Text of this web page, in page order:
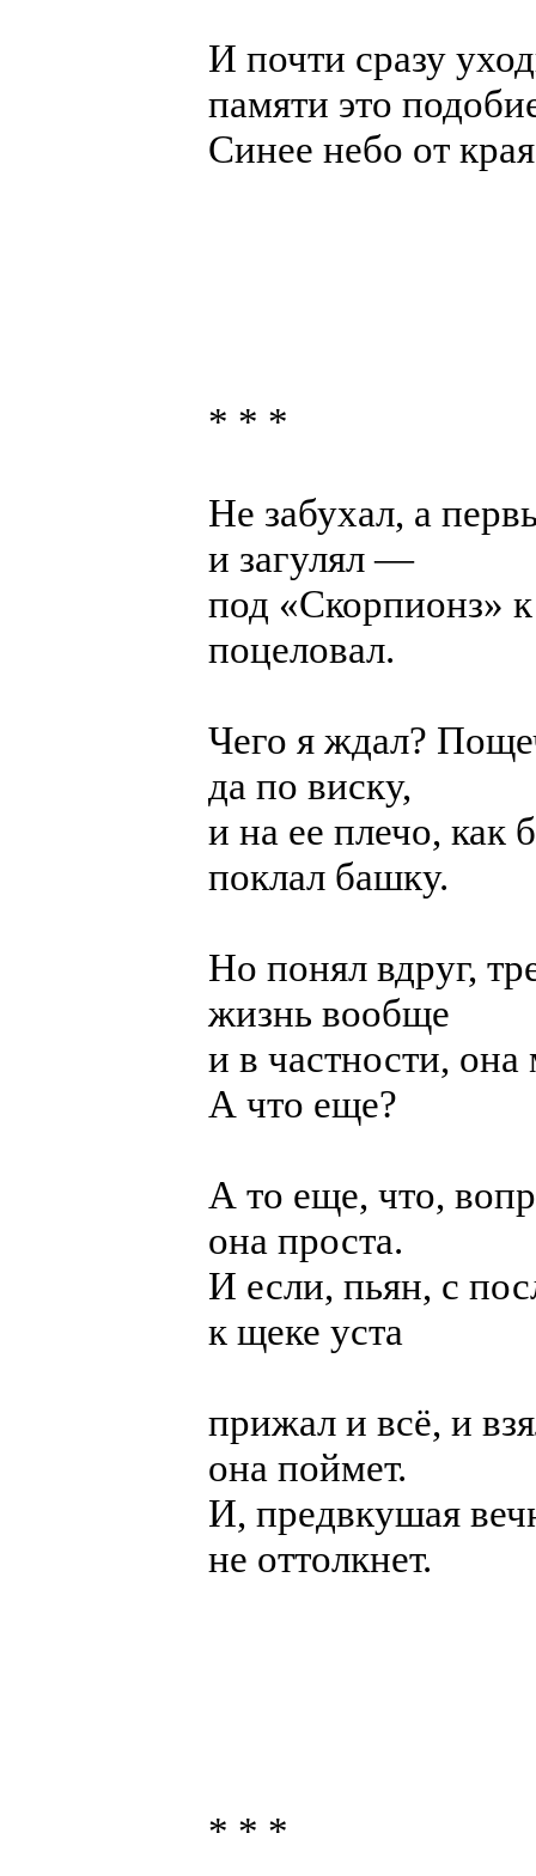
И почти сразу
памяти это
Синее небо от
* * *
Не забухал, а
и загулял —
под «Скорпионз»
поцеловал.
Чего я ждал?
да по виску,
и на ее плечо, как
поклал башку.
Но понял вдруг,
жизнь вообще
и в частности,
А что еще?
А то еще, что,
она проста.
И если, пьян, с
к щеке уста
прижал и всё, и
она поймет.
И, предвкушая
не оттолкнет.
* * *